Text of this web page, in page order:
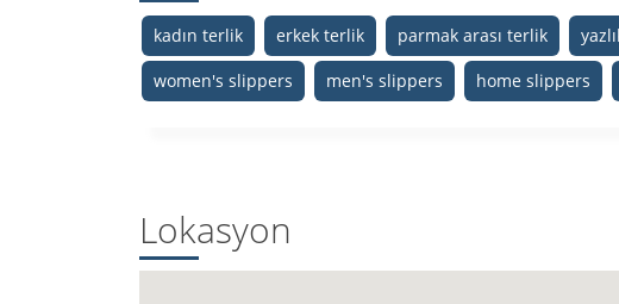
kadın terlik erkek terlik parmak arası terlik
women's slippers
men's slippers home slippers
Lokasyon